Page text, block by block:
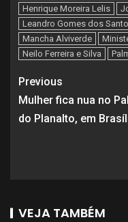
Henrique Moreira Lelis
Leandro Gomes dos
Mancha Alviverde
Neilo Ferreira e Silva
Previous
Mulher fica nua no
do Planalto, em
VEJA TAMBÉM